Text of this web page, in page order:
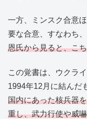
一方、ミンスク合意
要な合意、すなわち、
恩氏から見ると、こ
この覚書は、ウクラ
1994年12月に結んだ
国内にあった核兵器
重し、武力行使や威